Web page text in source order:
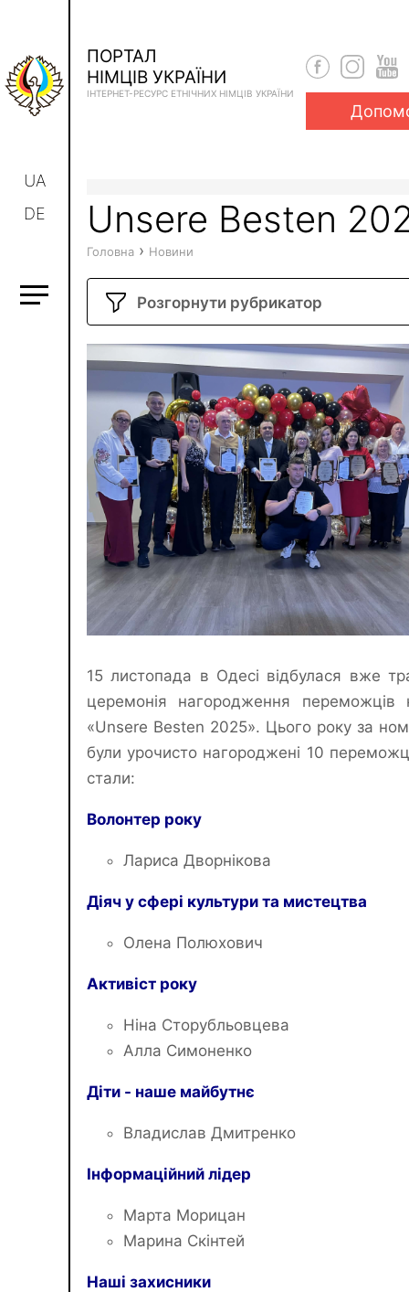
UA
DE
ПОРТАЛ
НІМЦІВ УКРАЇНИ
ІНТЕРНЕТ-РЕСУРС ЕТНІЧНИХ НІМЦІВ УКРАЇНИ
Unsere Besten
Головна › Новини
Розгорнути рубрикатор
15 листопада в Одесі відбулася вже
церемонія нагородження переможців
«Unsere Besten 2025». Цього року за
були урочисто нагороджені 10
стали:
Волонтер року
Лариса Дворнікова
Діяч у сфері культури та мистецтва
Олена Полюхович
Активіст року
Ніна Сторубльовцева
Алла Симоненко
Діти - наше майбутнє
Владислав Дмитренко
Інформаційний лідер
Марта Морицан
Марина Скінтей
Наші захисники